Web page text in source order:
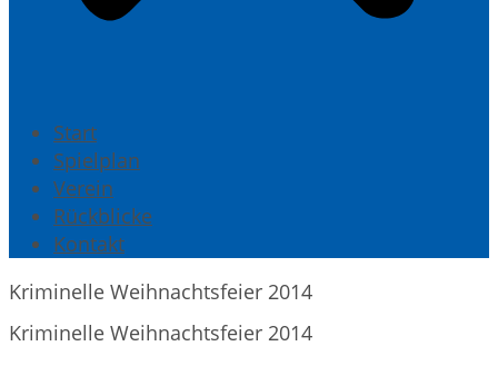
Start
Spielplan
Verein
Rückblicke
Kontakt
Kriminelle Weihnachtsfeier 2014
Kriminelle Weihnachtsfeier 2014